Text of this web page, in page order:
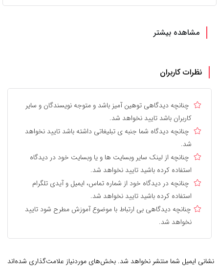
مشاهده بیشتر
نظرات کاربران
چنانچه دیدگاهی توهین آمیز باشد و متوجه نویسندگان و سایر
کاربران باشد تایید نخواهد شد.
چنانچه دیدگاه شما جنبه ی تبلیغاتی داشته باشد تایید نخواهد
شد.
چنانچه از لینک سایر وبسایت ها و یا وبسایت خود در دیدگاه
استفاده کرده باشید تایید نخواهد شد.
چنانچه در دیدگاه خود از شماره تماس، ایمیل و آیدی تلگرام
استفاده کرده باشید تایید نخواهد شد.
چنانچه دیدگاهی بی ارتباط با موضوع آموزش مطرح شود تایید
نخواهد شد.
نشانی ایمیل شما منتشر نخواهد شد. بخش‌های موردنیاز علامت‌گذاری شده‌اند